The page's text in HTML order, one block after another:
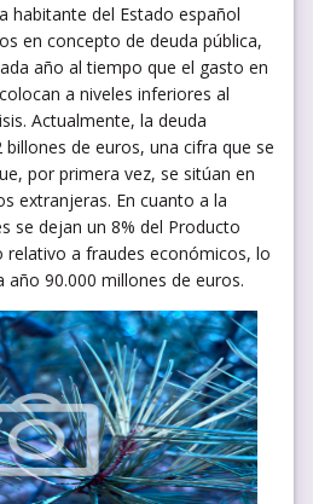
habitante del Estado español
en concepto de deuda pública,
año al tiempo que el gasto en
a niveles inferiores al
Actualmente, la deuda
de euros, una cifra que se
por primera vez, se sitúan en
extranjeras. En cuanto a la
se dejan un 8% del Producto
relativo a fraudes económicos, lo
año 90.000 millones de euros.